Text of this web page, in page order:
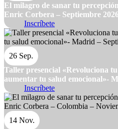
El milagro de sanar tu
Enric Corbera – Septiembre
Inscríbete
26 Sep.
Taller presencial «Revoluciona
aumentar tu salud emocional»-
Inscríbete
14 Nov.